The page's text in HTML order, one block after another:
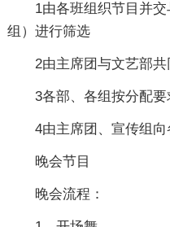
1由各班组织节目并
组）进行筛选
2由主席团与文艺部
3各部、各组按分配
4由主席团、宣传组
晚会节目
晚会流程：